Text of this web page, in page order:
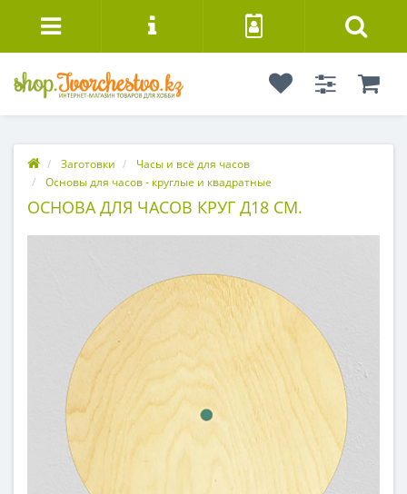
Заготовки
Часы и всё для часов
Основы для часов - круглые и квадратные
ОСНОВА ДЛЯ ЧАСОВ КРУГ Д18 СМ.